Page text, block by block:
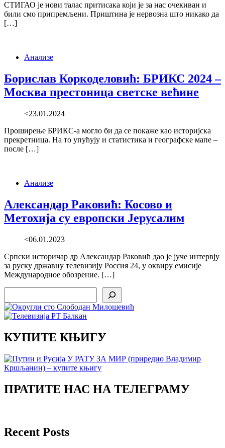
СТИГАО је нови талас притисака који је за нас очекиван и
били смо припремљени. Приштина је нервозна што никако да
[…]
Анализе
Борислав Коркоделовић: БРИКС 2024 –
Москва престоница светске већине
<23.01.2024
Проширење БРИКС-а могло би да се покаже као историјска
прекретница. На то упућују и статистика и географске мапе –
после […]
Анализе
Александар Раковић: Косово и
Метохија су европски Јерусалим
<06.01.2023
Српски историчар др Александар Раковић дао је јуче интервју
за руску државну телевизију Россия 24, у оквиру емисије
Международное обозрение. […]
КУПИТЕ КЊИГУ
ПРАТИТЕ НАС НА ТЕЛЕГРАМУ
Recent Posts